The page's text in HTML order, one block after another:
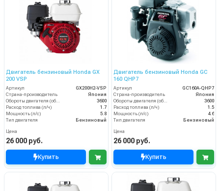
Двигатель бензиновый Honda GX
200 VSP
Артикул
GX200H2-VSP
Страна-производитель
Япония
Обороты двигателя (об/мин)
3600
Расход топлива (л/ч)
1.7
Мощность (л/с)
5.8
Тип двигателя
Бензиновый
Цена
26 000 руб.
Купить
Двигатель бензиновый Honda GC
160 QHP7
Артикул
GC160A-QHP7
Страна-производитель
Япония
Обороты двигателя (об/мин)
3600
Расход топлива (л/ч)
1.5
Мощность (л/с)
4.6
Тип двигателя
Бензиновый
Цена
26 000 руб.
Купить